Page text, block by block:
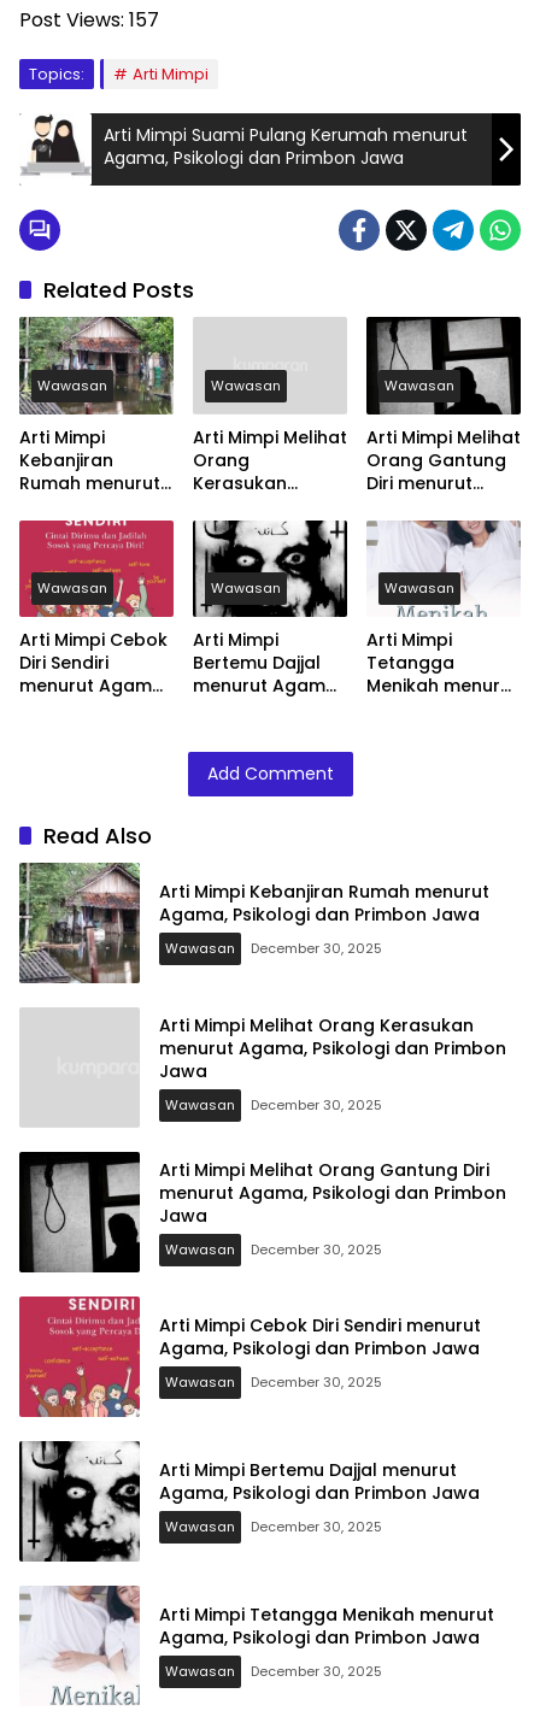
Post Views: 157
Topics: Arti Mimpi
Arti Mimpi Suami Pulang Kerumah menurut
Agama, Psikologi dan Primbon Jawa
Related Posts
Wawasan
Arti Mimpi
Kebanjiran
Rumah menurut
dan Primbon
Jawa
Wawasan
Arti Mimpi Melihat
Orang
Kerasukan
Psikologi dan
Primbon Jawa
Wawasan
Arti Mimpi Melihat
Orang Gantung
Diri menurut
dan Primbon
Jawa
Wawasan
Arti Mimpi Cebok
Diri Sendiri
menurut Agama,
Wawasan
Arti Mimpi
Bertemu Dajjal
menurut Agama,
Wawasan
Arti Mimpi
Tetangga
Menikah menurut
Add Comment
Read Also
Arti Mimpi Kebanjiran Rumah menurut
Agama, Psikologi dan Primbon Jawa
Wawasan December 30, 2025
Arti Mimpi Melihat Orang Kerasukan
menurut Agama, Psikologi dan Primbon
Jawa
Wawasan December 30, 2025
Arti Mimpi Melihat Orang Gantung Diri
menurut Agama, Psikologi dan Primbon
Jawa
Wawasan December 30, 2025
Arti Mimpi Cebok Diri Sendiri menurut
Agama, Psikologi dan Primbon Jawa
Wawasan December 30, 2025
Arti Mimpi Bertemu Dajjal menurut
Agama, Psikologi dan Primbon Jawa
Wawasan December 30, 2025
Arti Mimpi Tetangga Menikah menurut
Agama, Psikologi dan Primbon Jawa
Wawasan December 30, 2025